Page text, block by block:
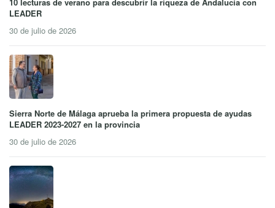
LEADER
30 de julio de 2026
Sierra Norte de Málaga aprueba la primera propuesta de ayudas
LEADER 2023-2027 en la provincia
30 de julio de 2026